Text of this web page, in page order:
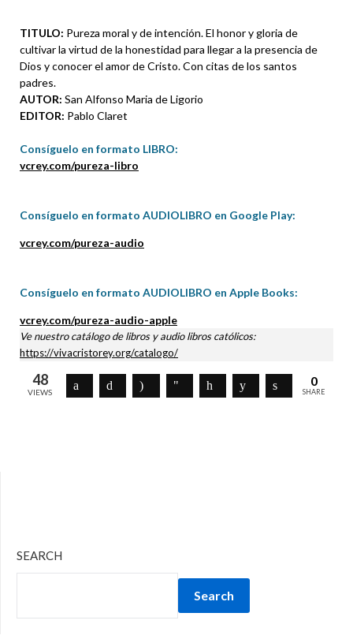
TITULO: Pureza moral y de intención. El honor y gloria de
cultivar la virtud de la honestidad para llegar a la presencia de
Dios y conocer el amor de Cristo. Con citas de los santos
padres.
AUTOR: San Alfonso Maria de Ligorio
EDITOR: Pablo Claret
Consíguelo en formato LIBRO:
vcrey.com/pureza-libro
Consíguelo en formato AUDIOLIBRO en Google Play:
vcrey.com/pureza-audio
Consíguelo en formato AUDIOLIBRO en Apple Books:
vcrey.com/pureza-audio-apple
Ve nuestro catálogo de libros y audio libros católicos:
https://vivacristorey.org/catalogo/
48
VIEWS
0
SHARE
SEARCH
Search